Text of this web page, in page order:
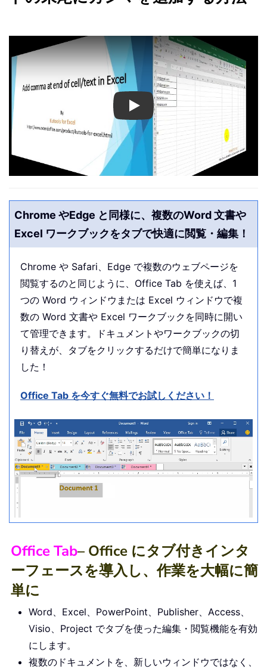
Play
Chrome やEdge と同様に、複数のWord 文書や
Excel ワークブックをタブで快適に閲覧・編集！
Chrome や Safari、Edge で複数のウェブページを
閲覧するのと同じように、Office Tab を使えば、1
つの Word ウィンドウまたは Excel ウィンドウで複
数の Word 文書や Excel ワークブックを同時に開い
て管理できます。ドキュメントやワークブックの切
り替えが、タブをクリックするだけで簡単になりま
した！
Office Tab を今すぐ無料でお試しください！
Office Tab– Office にタブ付きインタ
ーフェースを導入し、作業を大幅に簡
単に
Word、Excel、PowerPoint、Publisher、Access、
Visio、Project でタブを使った編集・閲覧機能を有効
にします。
複数のドキュメントを、新しいウィンドウではなく、